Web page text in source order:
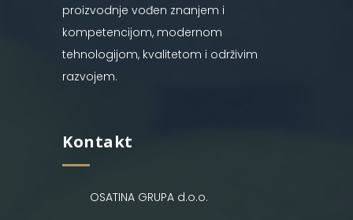
proizvodnje vođen znanjem i
kompetencijom, modernom
tehnologijom, kvalitetom i održivim
razvojem.
Kontakt
OSATINA GRUPA d.o.o.